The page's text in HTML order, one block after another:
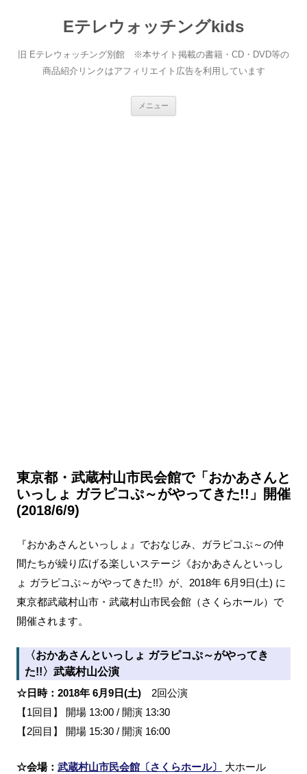
Eテレウォッチングkids
旧 Eテレウォッチング別館 ※本サイト掲載の書籍・CD・DVD等の
商品紹介リンクはアフィリエイト広告を利用しています
メニュー
東京都・武蔵村山市民会館で「おかあさんと
いっしょ ガラピコぷ～がやってきた!!」開催
(2018/6/9)
『おかあさんといっしょ』でおなじみ、ガラピコぷ～の仲
間たちが繰り広げる楽しいステージ《おかあさんといっし
ょ ガラピコぷ～がやってきた!!》が、2018年 6月9日(土) に
東京都武蔵村山市・武蔵村山市民会館（さくらホール）で
開催されます。
〈おかあさんといっしょ ガラピコぷ～がやってき
た!!〉武蔵村山公演
☆日時：2018年 6月9日(土) 2回公演
【1回目】 開場 13:00 / 開演 13:30
【2回目】 開場 15:30 / 開演 16:00
☆会場： 武蔵村山市民会館〔さくらホール〕
大ホール